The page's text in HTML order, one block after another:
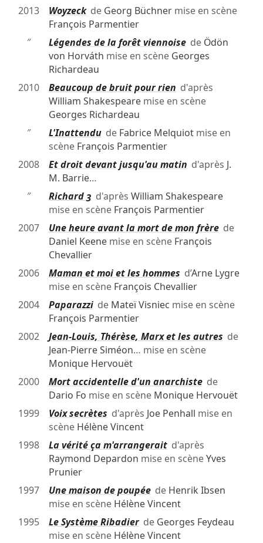
2013
Woyzeckde Georg Büchnermise en scène
François Parmentier
″
Légendes de la forêt viennoisede Ödön
von Horváth mise en scène Georges
Richardeau
2010
Beaucoup de bruit pour rien d'après
William Shakespearemise en scène
Georges Richardeau
″
L'Inattendude Fabrice Melquiotmise en
scène François Parmentier
2008
Et droit devant jusqu'au matin d'après J.
M. Barrie…
″
Richard 3 d'après William Shakespeare
mise en scène François Parmentier
2007
Une heure avant la mort de mon frèrede
Daniel Keenemise en scène François
Chevallier
2006
Maman et moi et les hommes d’Arne Lygre
mise en scène François Chevallier
2004
Paparazzide Mateï Visniec mise en scène
François Parmentier
2002
Jean-Louis, Thérèse, Marx et les autres de
Jean-Pierre Siméon… mise en scène
Monique Hervouët
2000
Mort accidentelle d'un anarchistede
Dario Fo mise en scène Monique Hervouët
1999
Voix secrètes d'après Joe Penhall mise en
scène Hélène Vincent
1998
La vérité ça m'arrangeraitd'après
Raymond Depardon mise en scèneYves
Prunier
1997
Une maison de poupéede Henrik Ibsen
mise en scène Hélène Vincent
1995
Le Système Ribadierde Georges Feydeau
mise en scène Hélène Vincent